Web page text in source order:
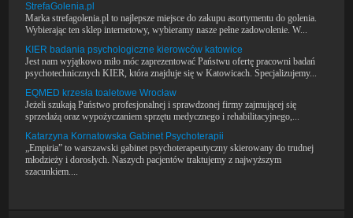
StrefaGolenia.pl
Marka strefagolenia.pl to najlepsze miejsce do zakupu asortymentu do golenia.
Wybierając ten sklep internetowy, wybieramy nasze pełne zadowolenie. W...
KIER badania psychologiczne kierowców katowice
Jest nam wyjątkowo miło móc zaprezentować Państwu ofertę pracowni badań
psychotechnicznych KIER, która znajduje się w Katowicach. Specjalizujemy...
EQMED krzesła toaletowe Wrocław
Jeżeli szukają Państwo profesjonalnej i sprawdzonej firmy zajmującej się
sprzedażą oraz wypożyczaniem sprzętu medycznego i rehabilitacyjnego,...
Katarzyna Kornatowska Gabinet Psychoterapii
„Empiria” to warszawski gabinet psychoterapeutyczny skierowany do trudnej
młodzieży i dorosłych. Naszych pacjentów traktujemy z najwyższym
szacunkiem....